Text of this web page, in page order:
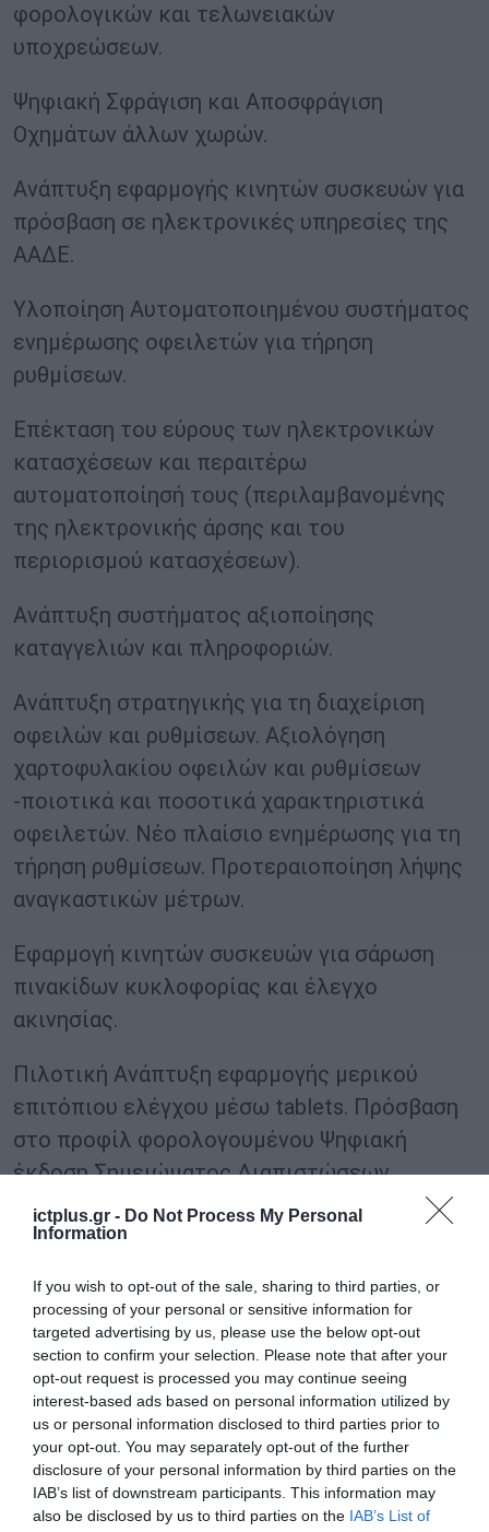
ictplus.gr - Do Not Process My Personal
Information
If you wish to opt-out of the sale, sharing to third parties, or
processing of your personal or sensitive information for
targeted advertising by us, please use the below opt-out
section to confirm your selection. Please note that after your
opt-out request is processed you may continue seeing
interest-based ads based on personal information utilized by
us or personal information disclosed to third parties prior to
your opt-out. You may separately opt-out of the further
disclosure of your personal information by third parties on the
IAB’s list of downstream participants. This information may
also be disclosed by us to third parties on the IAB’s List of
φορολογικών και τελωνειακών
υποχρεώσεων.
Ψηφιακή Σφράγιση και Αποσφράγιση
Οχημάτων άλλων χωρών.
Ανάπτυξη εφαρμογής κινητών συσκευών για
πρόσβαση σε ηλεκτρονικές υπηρεσίες της
ΑΑΔΕ.
Υλοποίηση Αυτοματοποιημένου συστήματος
ενημέρωσης οφειλετών για τήρηση
ρυθμίσεων.
Επέκταση του εύρους των ηλεκτρονικών
κατασχέσεων και περαιτέρω
αυτοματοποίησή τους (περιλαμβανομένης
της ηλεκτρονικής άρσης και του
περιορισμού κατασχέσεων).
Ανάπτυξη συστήματος αξιοποίησης
καταγγελιών και πληροφοριών.
Ανάπτυξη στρατηγικής για τη διαχείριση
οφειλών και ρυθμίσεων. Αξιολόγηση
χαρτοφυλακίου οφειλών και ρυθμίσεων
-ποιοτικά και ποσοτικά χαρακτηριστικά
οφειλετών. Νέο πλαίσιο ενημέρωσης για τη
τήρηση ρυθμίσεων. Προτεραιοποίηση λήψης
αναγκαστικών μέτρων.
Εφαρμογή κινητών συσκευών για σάρωση
πινακίδων κυκλοφορίας και έλεγχο
ακινησίας.
Πιλοτική Ανάπτυξη εφαρμογής μερικού
επιτόπιου ελέγχου μέσω tablets. Πρόσβαση
στο προφίλ φορολογουμένου Ψηφιακή
έκδοση Σημειώματος Διαπιστώσεων
Ελέγχου στους επιτόπιους ελέγχους.